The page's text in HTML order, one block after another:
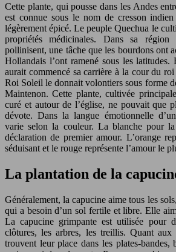
Cette plante, qui pousse dans les Andes
est connue sous le nom de cresson
légèrement épicé. Le peuple Quechua le
propriétés médicinales. Dans sa
pollinisent, une tâche que les bourdons ont
Hollandais l’ont ramené sous les
aurait commencé sa carrière à la cour du
Roi Soleil le donnait volontiers sous forme
Maintenon. Cette plante, cultivée
curé et autour de l’église, ne pouvait que
dévote. Dans la langue émotionnelle
varie selon la couleur. La blanche pour
déclaration de premier amour. L’orange
séduisant et le rouge représente l’amour le
La plantation de la
Généralement, la capucine aime tous les
qui a besoin d’un sol fertile et libre. Elle
La capucine grimpante est utilisée pour
clôtures, les arbres, les treillis. Quant aux
trouvent leur place dans les plates-bandes,